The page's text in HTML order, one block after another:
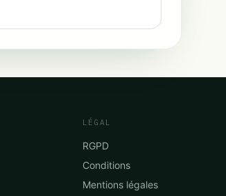
LÉGAL
RGPD
Conditions
Mentions légales